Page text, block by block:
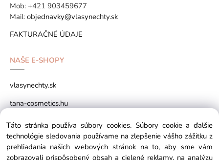
Mob: +421 903459677
Mail: objednavky@vlasynechty.sk
FAKTURAČNÉ ÚDAJE
NAŠE E-SHOPY
vlasynechty.sk
tana-cosmetics.hu
tana-cosmetics.sk
Táto stránka používa súbory cookies. Súbory cookie a ďalšie
technológie sledovania používame na zlepšenie vášho zážitku z
prehliadania našich webových stránok na to, aby sme vám
zobrazovali prispôsobený obsah a cielené reklamy, na analýzu